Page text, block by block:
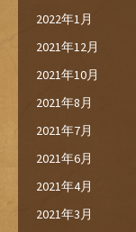
2022年1月
2021年12月
2021年10月
2021年8月
2021年7月
2021年6月
2021年4月
2021年3月